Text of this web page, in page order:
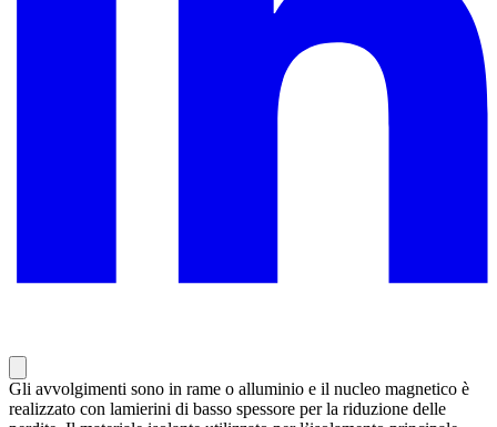
Gli avvolgimenti sono in rame o alluminio e il nucleo magnetico è
realizzato con lamierini di basso spessore per la riduzione delle